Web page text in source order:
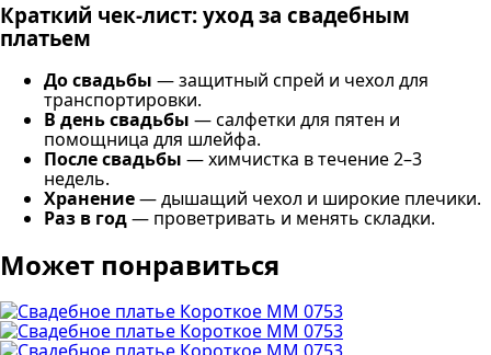
Краткий чек-лист: уход за свадебным
платьем
До свадьбы — защитный спрей и чехол для
транспортировки.
В день свадьбы — салфетки для пятен и
помощница для шлейфа.
После свадьбы — химчистка в течение 2–3
недель.
Хранение— дышащий чехол и широкие плечики.
Раз в год— проветривать и менять складки.
Может понравиться